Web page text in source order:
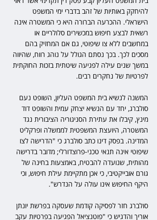
להיחקק באותיות של זהב בדברי ימי המשפט
הישראלי. ההכרעה הברורה היא כי המשטרה אינה
רשאית לבצע חיפוש במכשירים סלולריים או
במחשבים ללא צו שיפוטי, גם אם המחזיק בהם
מסכים לכך. בכך נסתם הגולל על נוהג רווח, שהיווה
במשך שנים עילה לפגיעה שיטתית בזכות החוקתית
לפרטיות של נחקרים רבים.
המשנה לנשיא בית המשפט העליון, השופט נעם
סולברג, יחד עם הנשיא יצחק עמית והשופט דוד
מינץ, קיבלו את עתירת הסניגוריה הציבורית נגד
המשטרה, היועצת המשפטית לממשלה ופרקליט
המדינה. בפסק דינו כתב סולברג כי "הדרישה לצו
שיפוטי אינה תנאי טכני-פרוצדורלי; מדובר בדרישה
מהותית, שנועדה להבטיח, באמצעות בחינה של
גורם אובייקטיבי, כי אכן מתקיימת עילת חיפוש, וכי
היקף החיפוש אינו עולה על הנדרש".
סולברג חזר לפסיקה קודמת שעסקה בפרשת יונתן
אוריך והדגיש כי "פוטנציאל הפגיעה בפרטיות עקב